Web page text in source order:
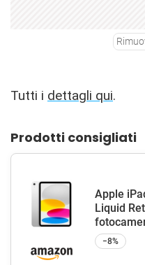
Tutti i dettagli qui.
Prodotti consigliati
Apple
Liquid
−8%